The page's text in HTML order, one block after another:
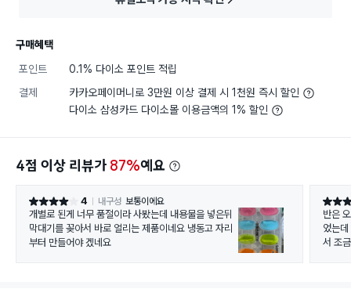
구매혜택
포인트
0.1% 다이소 포인트 적립
결제
카카오페이머니로 3만원 이상 결제 시 1천원 즉시 할인
다이소 삼성카드 다이소몰 이용금액의 1% 할인
4점 이상 리뷰가 87%예요
별점 4점 4 내구성 보통이에요
개별로 된게 너무 품절이라 사봤는데 내용물을 넣은뒤
막대기를 꽂아서 바로 얼리는 제품이네요 냉동고 자리
부터 만들어야 겠네요
별점 5
반은
었는
서 조